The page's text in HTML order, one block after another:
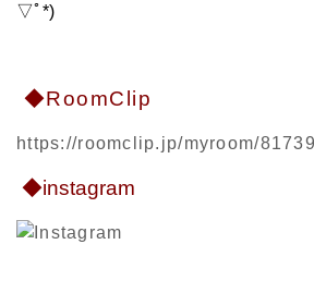
▽ﾟ*)
◆RoomClip
https://roomclip.jp/myroom/
◆instagram